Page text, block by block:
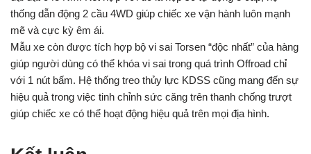
thống dẫn động 2 cầu 4WD giúp chiếc xe vận hành luôn mạnh
mẽ và cực kỳ êm ái.
Mẫu xe còn được tích hợp bộ vi sai Torsen “độc nhất” của hàng
giúp người dùng có thể khóa vi sai trong quá trình Offroad chỉ
với 1 nút bấm. Hệ thống treo thủy lực KDSS cũng mang đến sự
hiệu quả trong việc tinh chỉnh sức căng trên thanh chống trượt
giúp chiếc xe có thể hoạt động hiệu quả trên mọi địa hình.